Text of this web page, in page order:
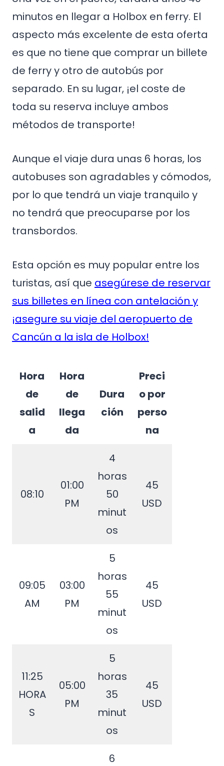
minutos en llegar a Holbox en ferry. El
aspecto más excelente de esta oferta
es que no tiene que comprar un billete
de ferry y otro de autobús por
separado. En su lugar, ¡el coste de
toda su reserva incluye ambos
métodos de transporte!
Aunque el viaje dura unas 6 horas, los
autobuses son agradables y cómodos,
por lo que tendrá un viaje tranquilo y
no tendrá que preocuparse por los
transbordos.
Esta opción es muy popular entre los
turistas, así que asegúrese de reservar
sus billetes en línea con antelación y
¡asegure su viaje del aeropuerto de
Cancún a la isla de Holbox!
Hora
de
salid
a
Hora
de
llega
da
Dura
ción
Preci
o por
perso
na
08:10
01:00
PM
4
horas
50
minut
os
45
USD
09:05
AM
03:00
PM
5
horas
55
minut
os
45
USD
11:25
HORA
S
05:00
PM
5
horas
35
minut
os
45
USD
6